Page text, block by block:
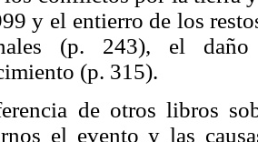
y el entierro de los
(p. 243), el
(p. 315).
de otros libros
el evento y las